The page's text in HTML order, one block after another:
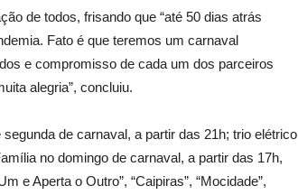
de todos, frisando que “até 50 dias atrás
Fato é que teremos um carnaval
e compromisso de cada um dos parceiros
alegria”, concluiu.
de carnaval, a partir das 21h; trio elétrico
no domingo de carnaval, a partir das 17h,
e Aperta o Outro”, “Caipiras”, “Mocidade”,